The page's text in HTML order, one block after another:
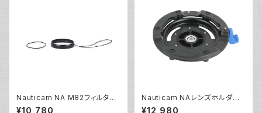
Nauticam NA M82フィルター
アダプター [21807]
¥10,780
Nauticam NAレンズホルダーB
MII [21172]
¥12,980